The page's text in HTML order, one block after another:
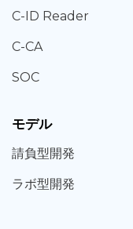
C-ID Reader
C-CA
SOC
モデル
請負型開発
ラボ型開発